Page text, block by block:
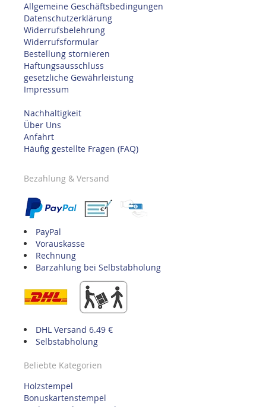
Allgemeine Geschäftsbedingungen
Datenschutzerklärung
Widerrufsbelehrung
Widerrufsformular
Bestellung stornieren
Haftungsausschluss
gesetzliche Gewährleistung
Impressum
Nachhaltigkeit
Über Uns
Anfahrt
Häufig gestellte Fragen (FAQ)
Bezahlung & Versand
PayPal
Vorauskasse
Rechnung
Barzahlung bei Selbstabholung
DHL Versand 6.49 €
Selbstabholung
Beliebte Kategorien
Holzstempel
Bonuskartenstempel